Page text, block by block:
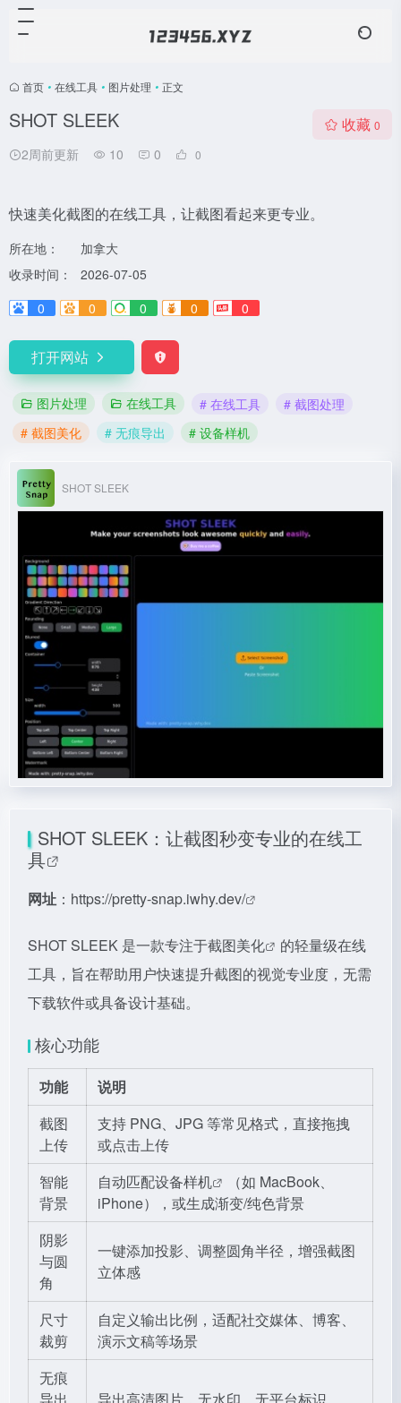
首页 • 在线工具 • 图片处理 • 正文
SHOT SLEEK
2周前更新 10 0 0
收藏 0
快速美化截图的在线工具，让截图看起来更专业。
所在地：
加拿大
收录时间：
2026-07-05
0
0 0 0 0
打开网站
图片处理 在线工具 # 在线工具
# 截图处理
# 截图美化
# 无痕导出 # 设备样机
SHOT SLEEK
SHOT SLEEK：让截图秒变专业的在线工
具
网址 ： https://pretty-snap.iwhy.dev/
SHOT SLEEK 是一款专注于截图美化
的轻量级在线
工具，旨在帮助用户快速提升截图的视觉专业度，无需
下载软件或具备设计基础。
核心功能
功能
说明
截图
上传
支持 PNG、JPG 等常见格式，直接拖拽
或点击上传
智能
背景
自动匹配设备样机
（如 MacBook、
iPhone），或生成渐变/纯色背景
阴影
与圆
角
一键添加投影、调整圆角半径，增强截图
立体感
尺寸
裁剪
自定义输出比例，适配社交媒体、博客、
演示文稿等场景
无痕